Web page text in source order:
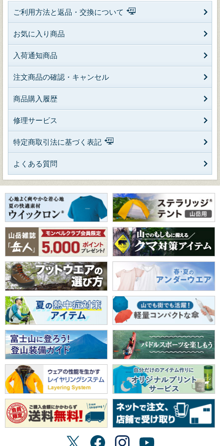
ご利用方法と返品・交換について
お気に入り商品
入荷通知商品
注文商品の確認・キャンセル
商品購入履歴
修理サービス
特定商取引法に基づく表記
よくある質問